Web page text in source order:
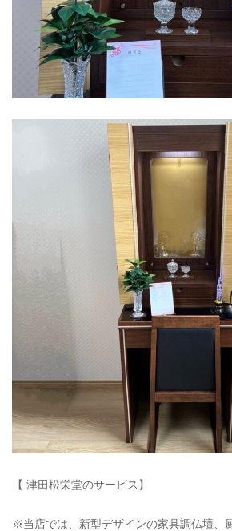
【 津田松栄堂のサービス】
※当店では、新型デザインの家具調仏壇、